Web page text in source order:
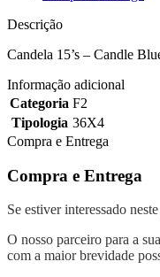
Descrição
Candela 15’s – Candle
Informação adicional
Categoria F2
Tipologia 36X4
Compra e Entrega
Compra e Entrega
Se estiver interessado
O nosso parceiro para a
com a maior brevidade